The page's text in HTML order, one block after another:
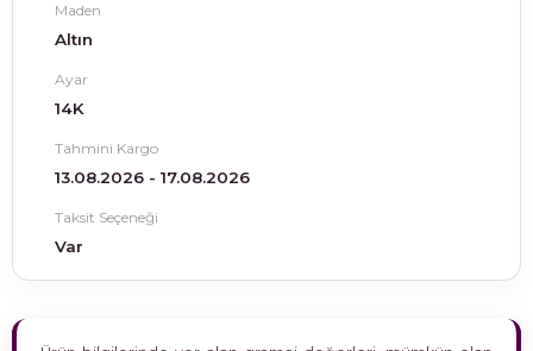
Maden
Altın
Ayar
14K
Tahmini Kargo
13.08.2026 - 17.08.2026
Taksit Seçeneği
Var